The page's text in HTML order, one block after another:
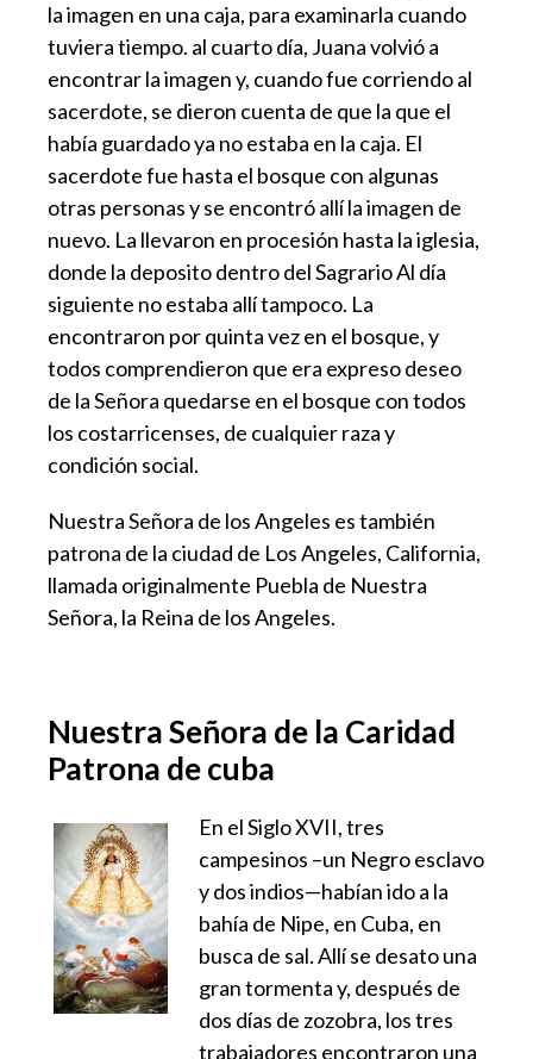
la imagen en una caja, para examinarla cuando
tuviera tiempo. al cuarto día, Juana volvió a
encontrar la imagen y, cuando fue corriendo al
sacerdote, se dieron cuenta de que la que el
había guardado ya no estaba en la caja. El
sacerdote fue hasta el bosque con algunas
otras personas y se encontró allí la imagen de
nuevo. La llevaron en procesión hasta la iglesia,
donde la deposito dentro del Sagrario Al día
siguiente no estaba allí tampoco. La
encontraron por quinta vez en el bosque, y
todos comprendieron que era expreso deseo
de la Señora quedarse en el bosque con todos
los costarricenses, de cualquier raza y
condición social.
Nuestra Señora de los Angeles es también
patrona de la ciudad de Los Angeles, California,
llamada originalmente Puebla de Nuestra
Señora, la Reina de los Angeles.
Nuestra Señora de la Caridad
Patrona de cuba
En el Siglo XVII, tres
campesinos –un Negro esclavo
y dos indios—habían ido a la
bahía de Nipe, en Cuba, en
busca de sal. Allí se desato una
gran tormenta y, después de
dos días de zozobra, los tres
trabajadores encontraron una